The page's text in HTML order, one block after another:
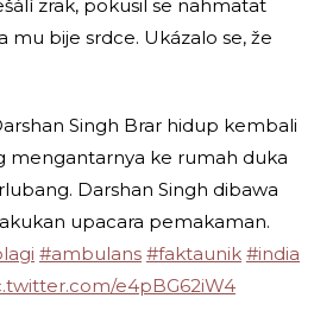
zrak, pokusil se nahmatat
mu bije srdce. Ukázalo se, že
Singh Brar hidup kembali
mengantarnya ke rumah duka
Darshan Singh dibawa
upacara pemakaman.
#ambulans #faktaunik #india
e4pBG62iW4